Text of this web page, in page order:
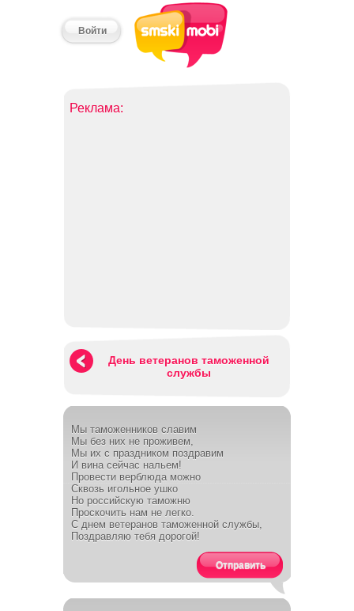
Войти
Реклама:
День ветеранов таможенной
службы
Мы таможенников славим
Мы без них не проживем,
Мы их с праздником поздравим
И вина сейчас нальем!
Провести верблюда можно
Сквозь игольное ушко
Но российскую таможню
Проскочить нам не легко.
С днем ветеранов таможенной службы,
Поздравляю тебя дорогой!
Отправить